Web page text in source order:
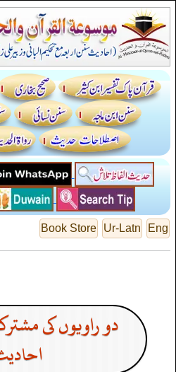
Eng
Ur-Latn
Book Store
دو راویوں کی